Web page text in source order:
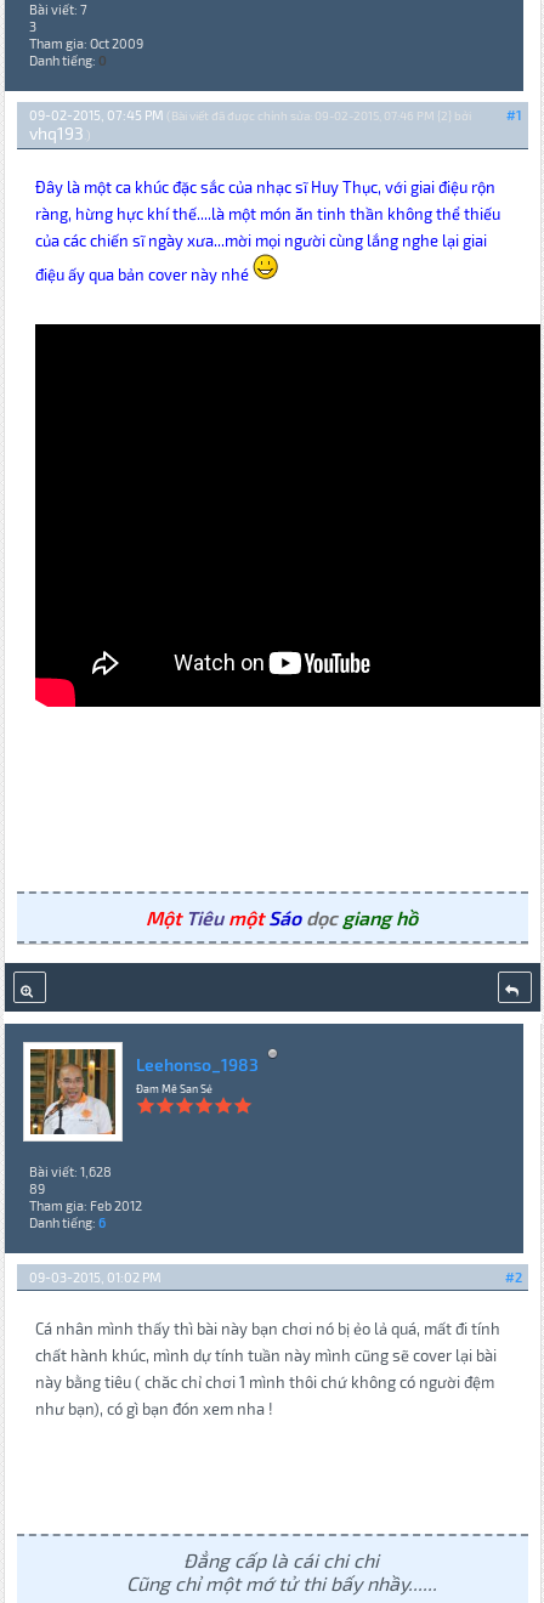
Bài viết: 7
3
Tham gia: Oct 2009
Danh tiếng: 0
#1
09-02-2015, 07:45 PM (Bài viết đã được chỉnh sửa: 09-02-2015, 07:46 PM {2} bởi
vhq193 .)
Đây là một ca khúc đặc sắc của nhạc sĩ Huy Thục, với giai điệu rộn
ràng, hừng hực khí thế....là một món ăn tinh thần không thể thiếu
của các chiến sĩ ngày xưa...mời mọi người cùng lắng nghe lại giai
điệu ấy qua bản cover này nhé
Một Tiêu mộtSáo dọc giang hồ
Leehonso_1983
Đam Mê San Sẻ
Bài viết: 1,628
89
Tham gia: Feb 2012
Danh tiếng: 6
#2
09-03-2015, 01:02 PM
Cá nhân mình thấy thì bài này bạn chơi nó bị ẻo lả quá, mất đi tính
chất hành khúc, mình dự tính tuần này mình cũng sẽ cover lại bài
này bằng tiêu ( chăc chỉ chơi 1 mình thôi chứ không có người đệm
như bạn), có gì bạn đón xem nha !
Đẳng cấp là cái chi chi
Cũng chỉ một mớ tử thi bấy nhầy......